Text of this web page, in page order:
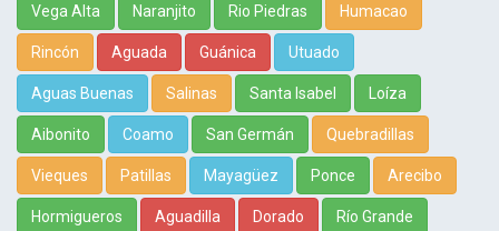
Vega Alta Naranjito Rio Piedras Humacao
Rincón Aguada Guánica Utuado
Aguas Buenas Salinas Santa Isabel Loíza
Aibonito Coamo San Germán Quebradillas
Vieques Patillas Mayagüez Ponce Arecibo
Hormigueros Aguadilla Dorado Río Grande